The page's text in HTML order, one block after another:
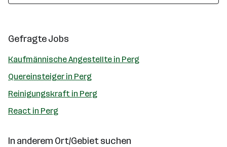
Gefragte Jobs
Kaufmännische Angestellte in Perg
Quereinsteiger in Perg
Reinigungskraft in Perg
React in Perg
In anderem Ort/Gebiet suchen